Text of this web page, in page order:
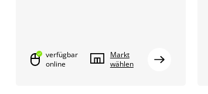
verfügbar
online
Markt
wählen